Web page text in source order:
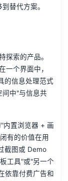
替代方案。
探索的产品。
一个界面中，
的信息处理范式
中"与信息共
内置浏览器 + 画
有的价值在用
截图或 Demo
工具"或"另一个
依靠付费广告和